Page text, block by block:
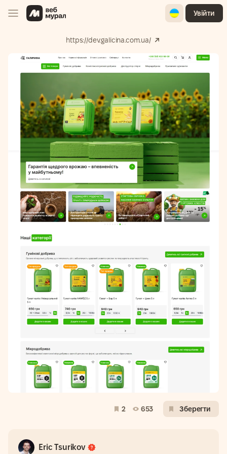
UkrainianУвійти
https://dev.galicina.com.ua/
2 653 Зберегти
Eric Tsurikov